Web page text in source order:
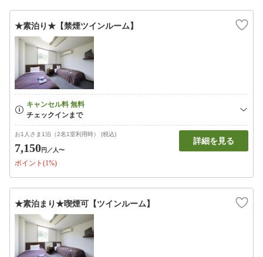
★素泊り★【禁煙ツインルーム】
お1人さま1泊（2名1室利用時） (税込)
7,150円 ／人〜
ポイント(1%)
詳細を見る
★素泊まり★喫煙可【ツインルーム】